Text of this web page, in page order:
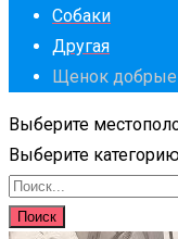
Собаки
Другая
Щенок добрые
Выберите
Выберите
Поиск